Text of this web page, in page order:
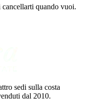
cancellarti quando vuoi.
sedi sulla costa
dal 2010.